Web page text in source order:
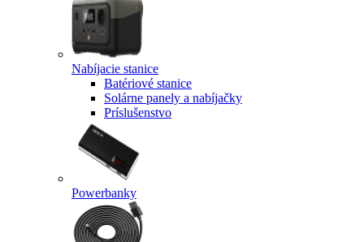
Nabíjacie stanice
Batériové stanice
Solárne panely a nabíjačky
Príslušenstvo
Powerbanky